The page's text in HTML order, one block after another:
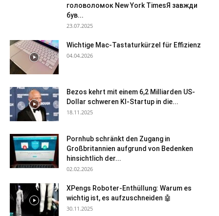
головоломок New York TimesЯ завжди
був...
23.07.2025
Wichtige Mac-Tastaturkürzel für Effizienz
04.04.2026
Bezos kehrt mit einem 6,2 Milliarden US-
Dollar schweren KI-Startup in die...
18.11.2025
Pornhub schränkt den Zugang in
Großbritannien aufgrund von Bedenken
hinsichtlich der...
02.02.2026
XPengs Roboter-Enthüllung: Warum es
wichtig ist, es aufzuschneiden 🤖
30.11.2025